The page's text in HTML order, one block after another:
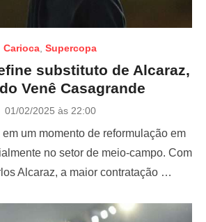
Carioca Supercopa
substituto de Alcaraz,
Venê Casagrande
P
s
e
d
01/02/2025 às 22:00
um momento de reformulação em
no setor de meio-campo. Com
Alcaraz, a maior contratação …